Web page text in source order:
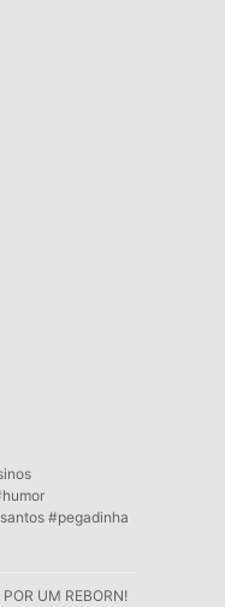
#pegadinha
UM REBORN!